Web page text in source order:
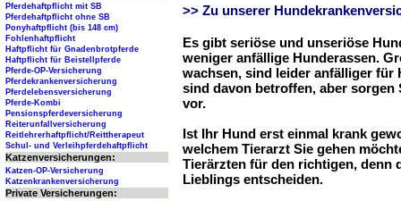
>> Zu unserer
Es gibt seriöse und unseriöse
weniger anfällige Hunderassen.
wachsen, sind leider anfälliger für
sind davon betroffen, aber sorgen
vor.
Ist Ihr Hund erst einmal krank
welchem Tierarzt Sie gehen
Tierärzten für den richtigen, denn
Lieblings entscheiden.
Pferdehaftpflicht mit SB
Pferdehaftpflicht ohne SB
Ponyhaftpflicht (bis 148 cm)
Fohlenhaftpflicht
Haftpflicht für Gnadenbrotpferde
Haftpflicht für Beistellpferde
Pferde-OP-Versicherung
Pferdekrankenversicherung
Pferdelebensversicherung
Pferde-Kombi
Pensionspferdeversicherung
Reiterunfallversicherung
Reitlehrerhaftpflicht/Reittherapeut
Schul- und Verleihpferdehaftpflicht
Katzenversicherungen:
Katzen-OP-Versicherung
Katzenkrankenversicherung
Private Versicherungen: